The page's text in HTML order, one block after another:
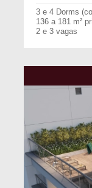
3 e 4 Dorms
136 a 181 m²
2 e 3 vagas